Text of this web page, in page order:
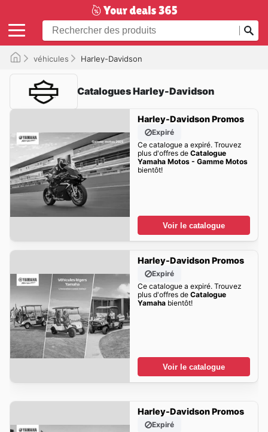
véhicules Harley-Davidson
Catalogues Harley-Davidson
Harley-Davidson Promos
Expiré
Ce catalogue a expiré. Trouvez
plus d'offres de Catalogue
Yamaha Motos - Gamme Motos
bientôt!
Voir le catalogue
Harley-Davidson Promos
Expiré
Ce catalogue a expiré. Trouvez
plus d'offres de Catalogue
Yamahabientôt!
Voir le catalogue
Harley-Davidson Promos
Expiré